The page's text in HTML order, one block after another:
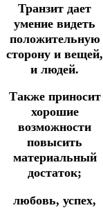
Транзит дает
умение видеть
положительную
сторону и вещей,
и людей.
Также приносит
хорошие
возможности
повысить
материальный
достаток;
любовь, успех,